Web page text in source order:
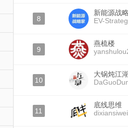
8
新能源战
EV-
9
燕梳楼
10
大锅炖江
11
底线思维
dixiansiwei